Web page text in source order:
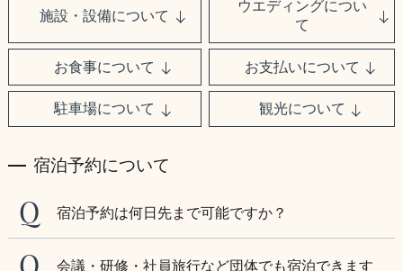
施設・設備について
ウエディングについ
て
お食事について お支払いについて
駐車場について 観光について
宿泊予約について
宿泊予約は何日先まで可能ですか？
会議・研修・社員旅行など団体でも宿泊できます